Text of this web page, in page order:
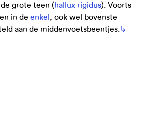
grote teen (hallux rigidus). Voorts
in de enkel, ook wel bovenste
aan de middenvoetsbeentjes.↳